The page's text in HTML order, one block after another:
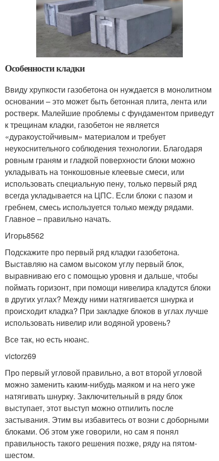
Особенности кладки
Ввиду хрупкости газобетона он нуждается в монолитном
основании – это может быть бетонная плита, лента или
ростверк. Малейшие проблемы с фундаментом приведут
к трещинам кладки, газобетон не является
«дуракоустойчивым» материалом и требует
неукоснительного соблюдения технологии. Благодаря
ровным граням и гладкой поверхности блоки можно
укладывать на тонкошовные клеевые смеси, или
использовать специальную пену, только первый ряд
всегда укладывается на ЦПС. Если блоки с пазом и
гребнем, смесь используется только между рядами.
Главное – правильно начать.
Игорь8562
Подскажите про первый ряд кладки газобетона.
Выставляю на самом высоком углу первый блок,
выравниваю его с помощью уровня и дальше, чтобы
поймать горизонт, при помощи нивелира кладутся блоки
в других углах? Между ними натягивается шнурка и
происходит кладка? При закладке блоков в углах лучше
использовать нивелир или водяной уровень?
Все так, но есть нюанс.
victorz69
Про первый угловой правильно, а вот второй угловой
можно заменить каким-нибудь маяком и на него уже
натягивать шнурку. Заключительный в ряду блок
выступает, этот выступ можно отпилить после
застывания. Этим вы избавитесь от возни с доборными
блоками. Об этом уже говорили, но сам я понял
правильность такого решения позже, ряду на пятом-
шестом.